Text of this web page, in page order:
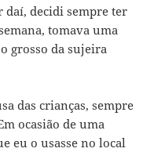
daí, decidi sempre ter
tomava uma
grosso da sujeira
das crianças, sempre
ocasião de uma
eu o usasse no local